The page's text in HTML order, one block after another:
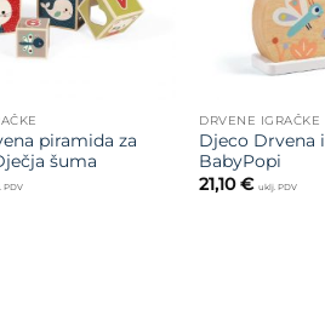
piramida za
šuma
PDV
DRVENE IGRAČKE
Djeco Drvena
BabyPopi
21,10€ uklj. PDV